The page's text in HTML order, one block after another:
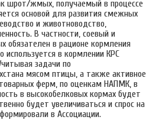
шрот/жмых, получаемый в процессе
основой для развития смежных
и животноводство,
В частности, соевый и
в рационе кормления
используется в кормлении КРС
задачи по
мясом птицы, а также активное
ферм, по оценкам НАПМК, в
в высокобелковых кормах будет
будет увеличиваться и спрос на
в Ассоциации.